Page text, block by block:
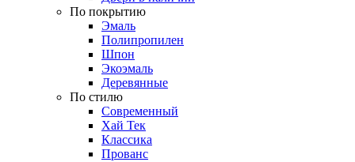
По покрытию
Эмаль
Полипропилен
Шпон
Экоэмаль
Деревянные
По стилю
Современный
Хай Тек
Классика
Прованс